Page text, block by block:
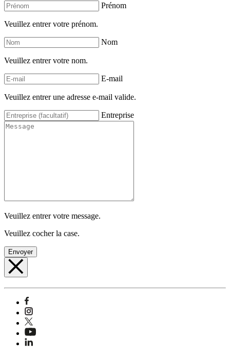
Prénom
Veuillez entrer votre prénom.
Nom
Veuillez entrer votre nom.
E-mail
Veuillez entrer une adresse e-mail valide.
Entreprise
Veuillez entrer votre message.
Veuillez cocher la case.
Envoyer